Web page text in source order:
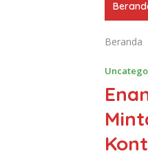
Beranda